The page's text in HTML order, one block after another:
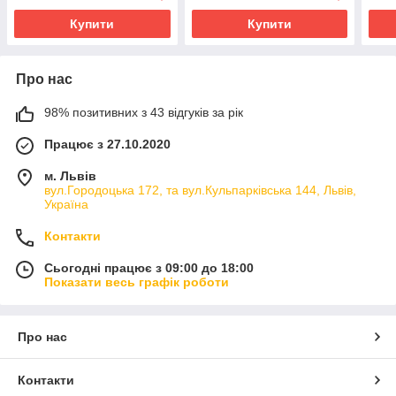
Купити Купити
Про нас
98% позитивних з 43 відгуків за рік
Працює з 27.10.2020
м. Львів
вул.Городоцька 172, та вул.Кульпарківська 144, Львів,
Україна
Контакти
Сьогодні працює з 09:00 до 18:00
Показати весь графік роботи
Про нас
Контакти